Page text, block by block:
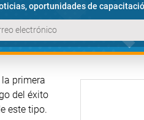
oportunidades de
primera
del éxito
este tipo.